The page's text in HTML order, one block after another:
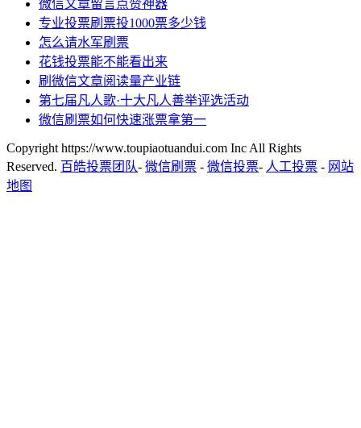
微信文章留言点赞神器
专业投票刷票投1000票多少钱
怎么请水军刷票
花钱投票能不能看出来
刷微信文章阅读量产业链
第七届凡人歌·十大凡人善举评选活动
微信刷票如何快速涨票拿第一
Copyright https://www.toupiaotuandui.com Inc All Rights
Reserved. 百皓投票团队- 微信刷票 - 微信投票- 人工投票 - 网站
地图